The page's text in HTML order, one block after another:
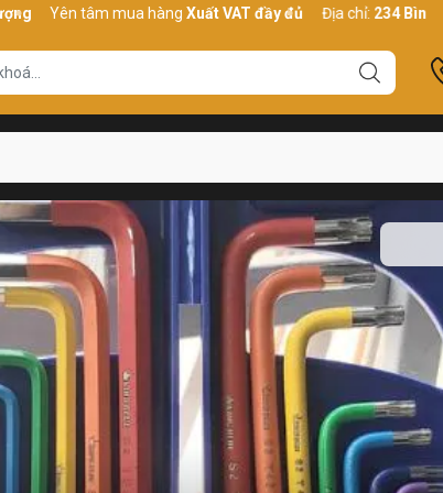
Yên tâm mua hàngXuất VAT đầy đủ Địa chỉ:234 Bình Thới,